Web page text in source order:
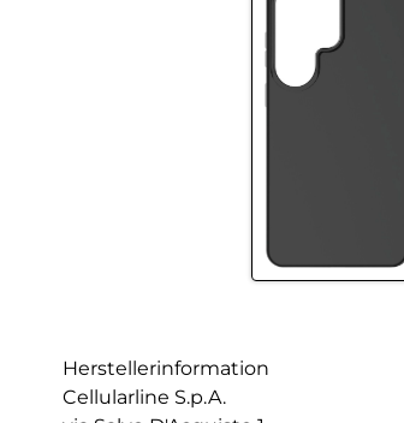
Herstellerinformation
Cellularline S.p.A.